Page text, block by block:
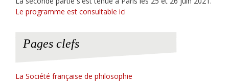
Le programme est consultable ici
Pages clefs
La Société française de philosophie